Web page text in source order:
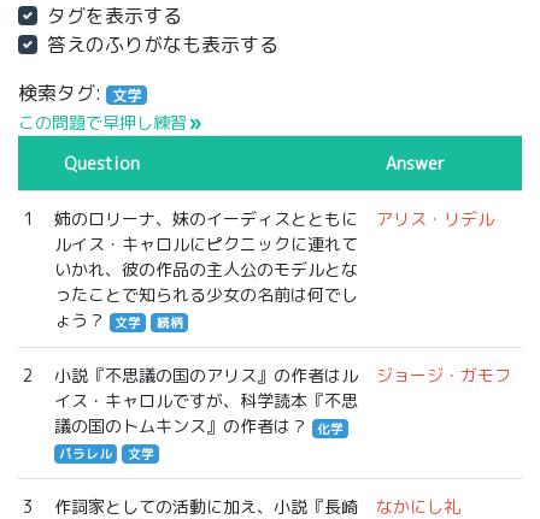
タグを表示する
答えのふりがなも表示する
検索タグ:
文学
この問題で早押し練習 double_arrow
Question Answer
1
姉のロリーナ、妹のイーディスとともに
ルイス・キャロルにピクニックに連れて
いかれ、彼の作品の主人公のモデルとな
ったことで知られる少女の名前は何でし
ょう？
文学 続柄
アリス・リデル
2
小説『不思議の国のアリス』の作者はル
イス・キャロルですが、科学読本『不思
議の国のトムキンス』の作者は？
化学
パラレル
文学
ジョージ・ガモフ
3
作詞家としての活動に加え、小説『長崎
なかにし礼